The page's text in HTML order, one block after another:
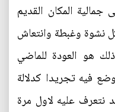
المكان القديم
نشوة وغبطة وانتعاش
هو العودة للماضي
فيه تجريدا كدلالة
عليه لاول مرة